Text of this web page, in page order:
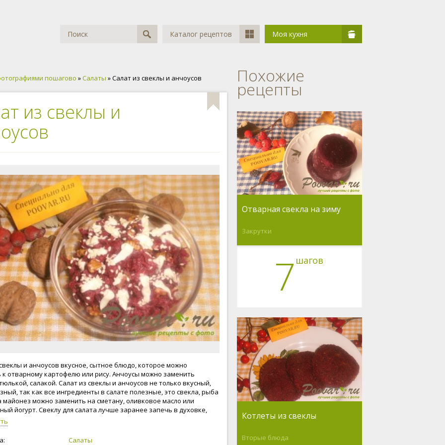
Каталог рецептов Моя кухня
пошагово »Салаты » Салат из свеклы и анчоусов
из свеклы и
и анчоусов вкусное, сытное блюдо, которое можно
к отварному картофелю или рису. Анчоусы можно заменить
салакой. Салат из свеклы и анчоусов не только вкусный,
так как все ингредиенты в салате полезные, это свекла, рыба
майонез можно заменить на сметану, оливковое масло или
йогурт. Свеклу для салата лучше заранее запечь в духовке,
Если нет возможности запекать свеклу в духовке, то можно
Когда натрёте отварную свеклу на тёрке, необходимо
свекольный сок. Сок вам пригодится в других блюдах.
Салаты
Похожие
рецепты
Отварная свекла на зиму
Закрутки
7 шагов
Котлеты из свеклы
Вторые блюда